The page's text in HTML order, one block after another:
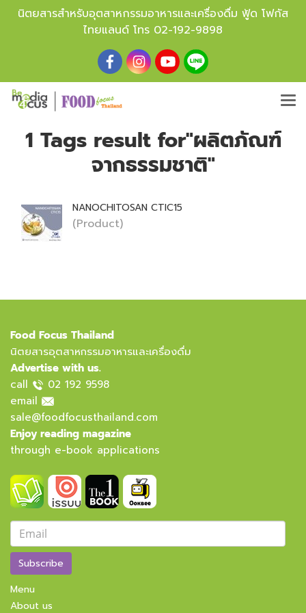
นิตยสารสำหรับอุตสาหกรรมอาหารและเครื่องดื่ม ฟู้ด โฟกัส
ไทยแลนด์ โทร 02-192-9898
1 Tags result for"ผลิตภัณฑ์
จากธรรมชาติ"
NANOCHITOSAN CTIC15
(Product)
Food Focus Thailand
นิตยสารอุตสาหกรรมอาหารและเครื่องดื่ม
Advertise with us.
call
02 192 9598
email
sale@foodfocusthailand.com
Enjoy reading magazine
through e-book applications
Subscribe
Menu
About us